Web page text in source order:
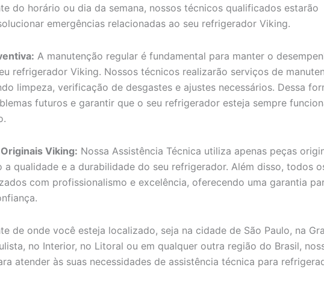
do horário ou dia da semana, nossos técnicos qualificados estarão
emergências relacionadas ao seu refrigerador Viking.
A manutenção regular é fundamental para manter o
refrigerador Viking. Nossos técnicos realizarão serviços de
limpeza, verificação de desgastes e ajustes necessários. Dessa
futuros e garantir que o seu refrigerador esteja sempre
Viking: Nossa Assistência Técnica utiliza apenas peças
a qualidade e a durabilidade do seu refrigerador. Além disso, todos
com profissionalismo e excelência, oferecendo uma garantia
de onde você esteja localizado, seja na cidade de São Paulo, na
no Interior, no Litoral ou em qualquer outra região do Brasil,
atender às suas necessidades de assistência técnica para